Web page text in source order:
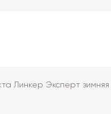
Линкер Эксперт зимняя